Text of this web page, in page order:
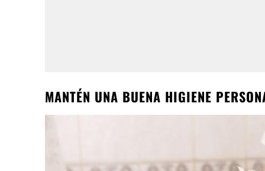
MANTÉN UNA BUENA HIGIENE